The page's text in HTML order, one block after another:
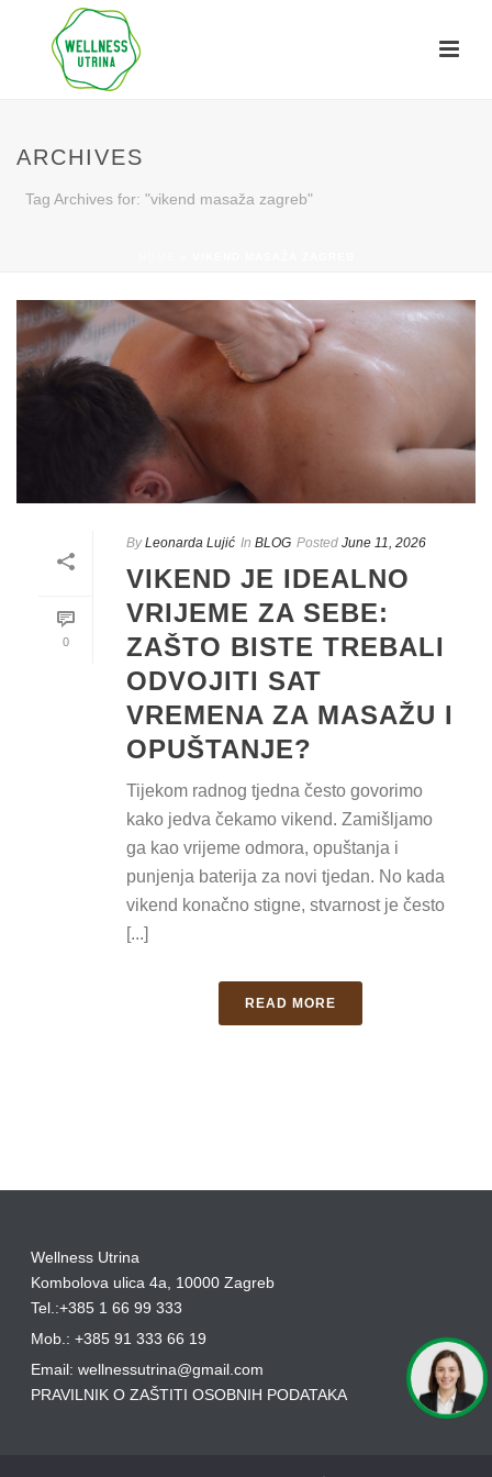
ARCHIVES
Tag Archives for: "vikend masaža zagreb"
0
By Leonarda Lujić In BLOG Posted June 11, 2026
VIKEND JE IDEALNO
VRIJEME ZA SEBE:
ZAŠTO BISTE TREBALI
ODVOJITI SAT
VREMENA ZA MASAŽU I
OPUŠTANJE?
Tijekom radnog tjedna često govorimo
kako jedva čekamo vikend. Zamišljamo
ga kao vrijeme odmora, opuštanja i
punjenja baterija za novi tjedan. No kada
vikend konačno stigne, stvarnost je često
[...]
READ MORE
Wellness Utrina
Kombolova ulica 4a, 10000 Zagreb
Tel.:+385 1 66 99 333
Mob.: +385 91 333 66 19
Email: wellnessutrina@gmail.com
PRAVILNIK O ZAŠTITI OSOBNIH PODATAKA